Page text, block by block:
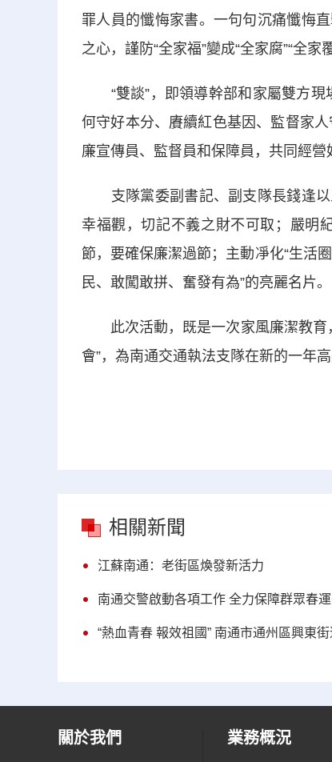
罪人員的懺悔家書。一句句沉痛懺悔
之心，謹防“全家福”變成“全家腐”“全家覆
“雙談”，即領導幹部和家屬雙方現
何守好本分、賡續紅色基因、監督家
廉宣傳員、監督員和保障員，共同經營
支隊黨委副書記、副支隊長錢逢以
幸福觀，切記不義之財不可取；嚴明
節，要確保廉潔過節；主動凈化“生活
民、敢闖敢拼、奮發有為”的亮麗名片。
此次活動，既是一次家風廉潔教育
會”，為南通交通執法支隊在新的一年
相關新聞
江蘇南通：老街區煥發新活力
南通交警啟動各項工作 全力保障群眾春
“熱血青春 報效祖國” 南通市通州區興東
關於我們 業務概況